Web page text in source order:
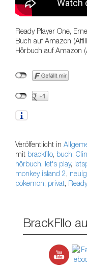
Ready Player One,
Buch auf Amazon
Hörbuch auf Amazon
Veröffentlicht in
mit brackfllo, buch,
hörbuch, let's play,
monkey island 2,
pokemon, privat,
BrackFllo